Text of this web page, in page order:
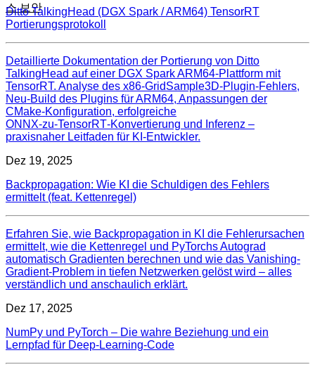
스보안
Ditto TalkingHead (DGX Spark / ARM64) TensorRT
Portierungsprotokoll
Detaillierte Dokumentation der Portierung von Ditto
TalkingHead auf einer DGX Spark ARM64‑Plattform mit
TensorRT. Analyse des x86‑GridSample3D‑Plugin‑Fehlers,
Neu‑Build des Plugins für ARM64, Anpassungen der
CMake‑Konfiguration, erfolgreiche
ONNX‑zu‑TensorRT‑Konvertierung und Inferenz –
praxisnaher Leitfaden für KI‑Entwickler.
Dez 19, 2025
Backpropagation: Wie KI die Schuldigen des Fehlers
ermittelt (feat. Kettenregel)
Erfahren Sie, wie Backpropagation in KI die Fehlerursachen
ermittelt, wie die Kettenregel und PyTorchs Autograd
automatisch Gradienten berechnen und wie das Vanishing-
Gradient-Problem in tiefen Netzwerken gelöst wird – alles
verständlich und anschaulich erklärt.
Dez 17, 2025
NumPy und PyTorch – Die wahre Beziehung und ein
Lernpfad für Deep‑Learning‑Code